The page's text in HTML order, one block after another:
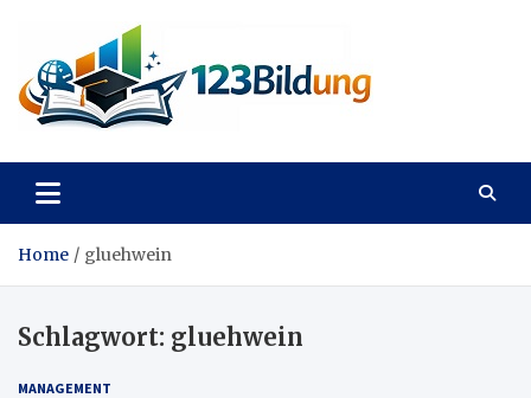
content
123Bildung
Home gluehwein
Schlagwort: gluehwein
MANAGEMENT